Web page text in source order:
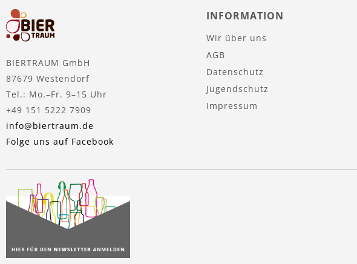
BIERTRAUM GmbH
87679 Westendorf
Tel.: Mo.–Fr. 9–15 Uhr
+49 151 5222 7909
info@biertraum.de
Folge uns auf Facebook
INFORMATION
Wir über uns
AGB
Datenschutz
Jugendschutz
Impressum